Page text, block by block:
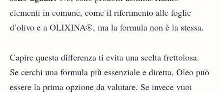
elementi in comune, come il riferimento alle foglie
d’olivo e a OLIXINA®, ma la formula non è la stessa.
Capire questa differenza ti evita una scelta frettolosa.
Se cerchi una formula più essenziale e diretta, Oleo può
essere la prima opzione da valutare. Se invece vuoi